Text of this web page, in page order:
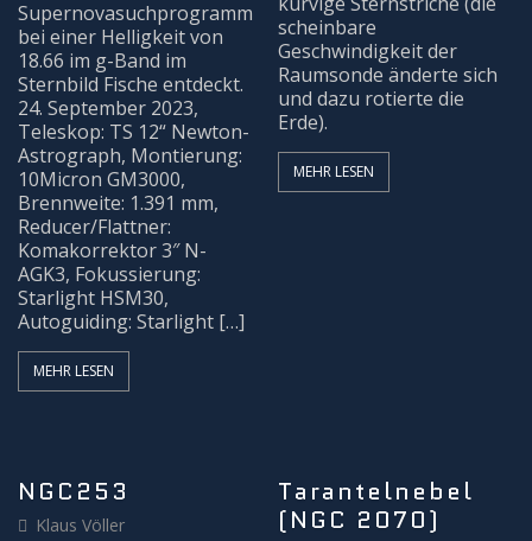
Beobachtung Hochladen
Archiv
REMOTE-STERNWARTEN
Hakos
Aktuelles
KONTAKT
MITMACHEN
Supernovasuchprogramm
bei einer Helligkeit von
18.66 im g-Band im
Sternbild Fische entdeckt.
24. September 2023,
Teleskop: TS 12“ Newton-
Astrograph, Montierung:
10Micron GM3000,
Brennweite: 1.391 mm,
Reducer/Flattner:
Komakorrektor 3″ N-
AGK3, Fokussierung:
Starlight HSM30,
Autoguiding: Starlight […]
MEHR LESEN
scheinbare
Geschwindigkeit der
Raumsonde änderte sich
und dazu rotierte die
Erde).
MEHR LESEN
NGC253
Klaus Völler
Tarantelnebel
(NGC 2070)